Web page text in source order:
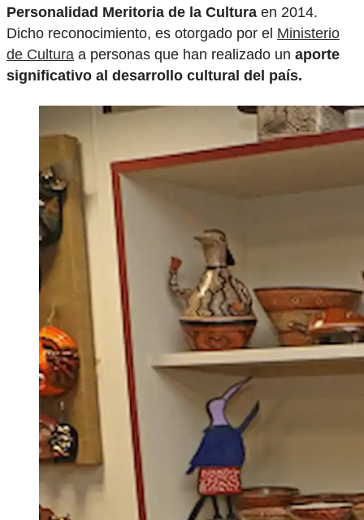
Personalidad Meritoria de la Cultura en 2014.
Dicho reconocimiento, es otorgado por el Ministerio
de Cultura a personas que han realizado un aporte
significativo al desarrollo cultural del país.